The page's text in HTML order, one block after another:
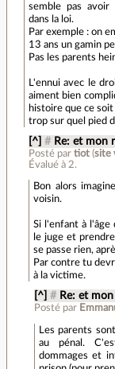
semble pas avoir
dans la loi.
Par exemple : on
13 ans un gamin
Pas les parents
L'ennui avec le
aiment bien
histoire que ce
trop sur quel pied
[^] # Re: et mon
Posté partiot (site
Évalué à 2.
Bon alors
voisin.
Si l'enfant à l'âge
le juge et
se passe rien,
Par contre tu
à la victime.
[^] # Re: et
Posté par
Les parents
au pénal.
dommages et